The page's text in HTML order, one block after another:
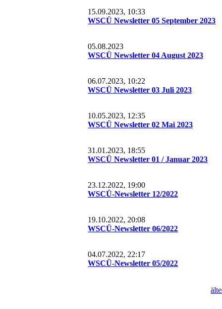
2017_07_01_goodday_Bilderalbum
video 2017_06_22_good_day_
2017_06_23_big_day
2017_05_21_Wasserski-Ausfahrt Neue Seite
15.09.2023, 10:33
WSCÜ Newsletter 05 September 2023
05.08.2023
WSCÜ Newsletter 04 August 2023
06.07.2023, 10:22
WSCÜ Newsletter 03 Juli 2023
10.05.2023, 12:35
WSCÜ Newsletter 02 Mai 2023
31.01.2023, 18:55
WSCÜ Newsletter 01 / Januar 2023
23.12.2022, 19:00
WSCÜ-Newsletter 12/2022
19.10.2022, 20:08
WSCÜ-Newsletter 06/2022
04.07.2022, 22:17
WSCÜ-Newsletter 05/2022